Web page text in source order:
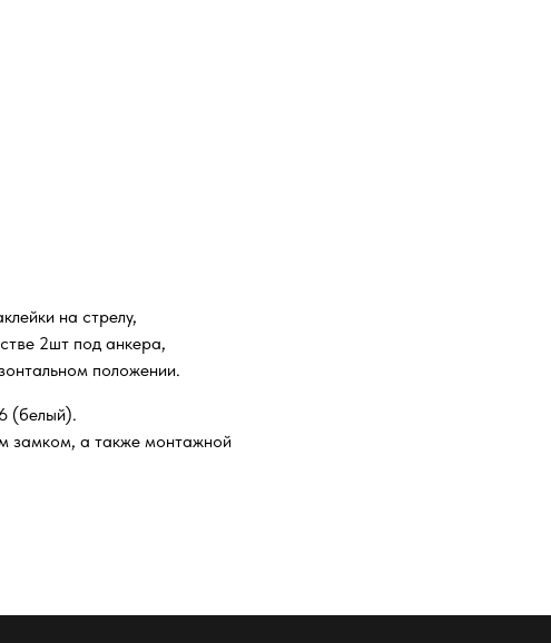
на стрелу,
2шт под анкера,
положении.
(белый).
замком, а также монтажной